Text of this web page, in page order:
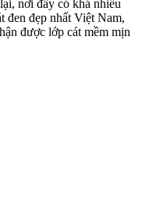
nơi đây có khá nhiều
đen đẹp nhất Việt Nam,
được lớp cát mềm mịn